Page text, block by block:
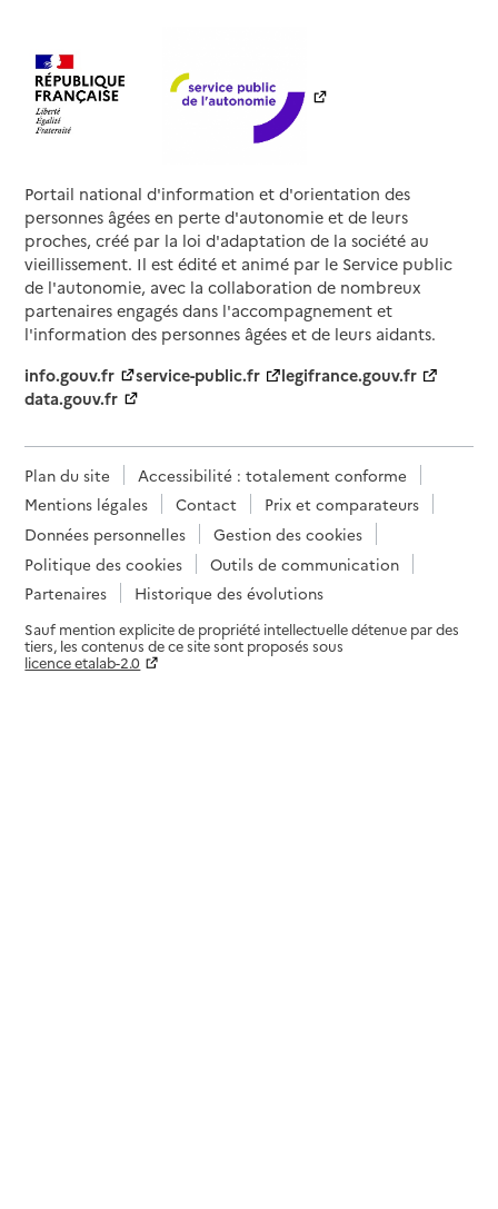
Portail national d'information et d'orientation des
personnes âgées en perte d'autonomie et de leurs
proches, créé par la loi d'adaptation de la société au
vieillissement. Il est édité et animé par le Service public
de l'autonomie, avec la collaboration de nombreux
partenaires engagés dans l'accompagnement et
l'information des personnes âgées et de leurs aidants.
info.gouv.fr
service-public.fr
legifrance.gouv.fr
data.gouv.fr
Plan du site
Accessibilité : totalement conforme
Mentions légales
Contact
Prix et comparateurs
Données personnelles
Gestion des cookies
Politique des cookies
Outils de communication
Partenaires
Historique des évolutions
Sauf mention explicite de propriété intellectuelle détenue par des
tiers, les contenus de ce site sont proposés sous
licence etalab-2.0